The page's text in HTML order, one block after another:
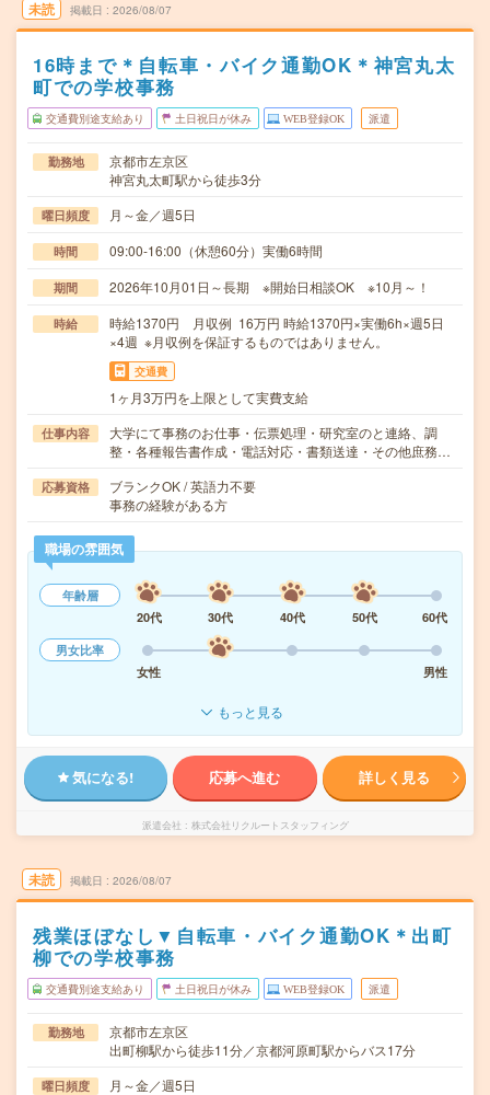
未読 掲載日 2026/08/07
16時まで＊自転車・バイク通勤OK＊神宮丸太
町での学校事務
交通費別途支給あり 土日祝日が休み WEB登録OK 派遣
勤務地
京都市左京区
神宮丸太町駅から徒歩3分
曜日頻度 月～金／週5日
時間 09:00-16:00（休憩60分）実働6時間
期間 2026年10月01日～長期 ※開始日相談OK ※10月～！
時給
時給1370円 月収例 16万円 時給1370円×実働6h×週5日
×4週 ※月収例を保証するものではありません。
交通費
1ヶ月3万円を上限として実費支給
仕事内容
大学にて事務のお仕事・伝票処理・研究室のと連絡、調
整・各種報告書作成・電話対応・書類送達・その他庶務…
応募資格
ブランクOK / 英語力不要
事務の経験がある方
職場の雰囲気
年齢層
20代
30代 40代 50代
60代
男女比率
女性
男性
もっと見る
気になる! 応募へ進む 詳しく見る
派遣会社 株式会社リクルートスタッフィング
未読 掲載日 2026/08/07
残業ほぼなし▼自転車・バイク通勤OK＊出町
柳での学校事務
交通費別途支給あり 土日祝日が休み WEB登録OK 派遣
勤務地
京都市左京区
出町柳駅から徒歩11分／京都河原町駅からバス17分
曜日頻度 月～金／週5日